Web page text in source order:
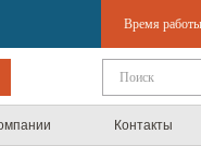
Время
Контакты